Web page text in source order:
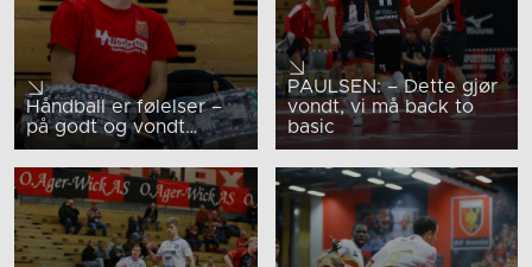
Håndball er følelser –
på godt og vondt…
PAULSEN: – Dette gjør
vondt, vi må back to
basic